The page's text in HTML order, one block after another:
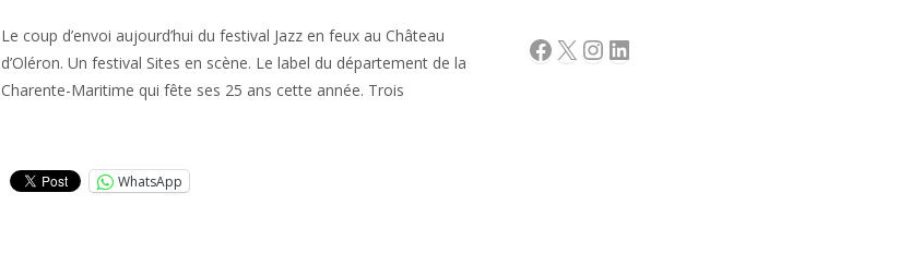
Le coup d’envoi aujourd’hui du festival Jazz en feux au Château
d’Oléron. Un festival Sites en scène. Le label du département de la
Charente-Maritime qui fête ses 25 ans cette année. Trois
WhatsApp
Facebook
X Instagram
LinkedIn